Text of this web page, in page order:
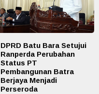
DPRD Batu Bara Setujui
Ranperda Perubahan
Status PT
Pembangunan Batra
Berjaya Menjadi
Perseroda